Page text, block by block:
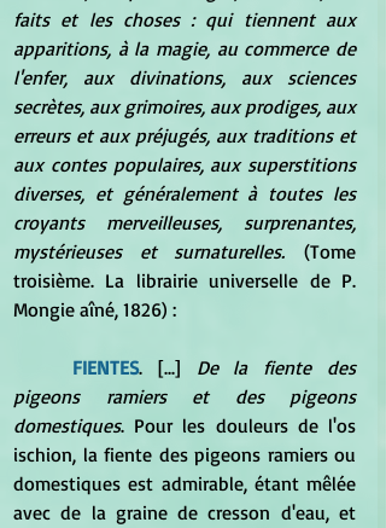
faits et les choses : qui tiennent aux
apparitions, à la magie, au commerce de
l'enfer, aux divinations, aux sciences
secrètes, aux grimoires, aux prodiges, aux
erreurs et aux préjugés, aux traditions et
aux contes populaires, aux superstitions
diverses, et généralement à toutes les
croyants merveilleuses, surprenantes,
mystérieuses et surnaturelles. (Tome
troisième. La librairie universelle de P.
Mongie aîné, 1826) :
FIENTES. [...] De la fiente des
pigeons ramiers et des pigeons
domestiques. Pour les douleurs de l'os
ischion, la fiente des pigeons ramiers ou
domestiques est admirable, étant mêlée
avec de la graine de cresson d'eau, et